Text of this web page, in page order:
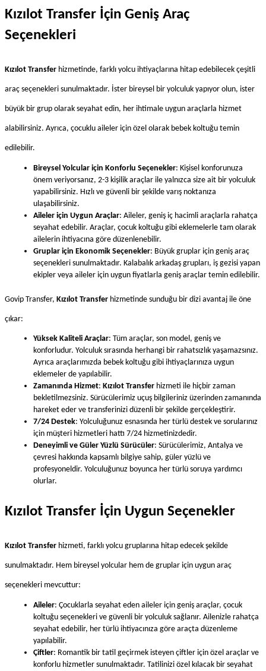
Kızılot Transfer İçin Geniş Araç
Seçenekleri
Kızılot Transfer hizmetinde, farklı yolcu ihtiyaçlarına hitap edebilecek çeşitli
araç seçenekleri sunulmaktadır. İster bireysel bir yolculuk yapıyor olun, ister
büyük bir grup olarak seyahat edin, her ihtimale uygun araçlarla hizmet
alabilirsiniz. Ayrıca, çocuklu aileler için özel olarak bebek koltuğu temin
edilebilir.
Bireysel Yolcular için Konforlu Seçenekler: Kişisel konforunuza
önem veriyorsanız, 2-3 kişilik araçlar ile yalnızca size ait bir yolculuk
yapabilirsiniz. Hızlı ve güvenli bir şekilde varış noktanıza
ulaşabilirsiniz.
Aileler için Uygun Araçlar: Aileler, geniş iç hacimli araçlarla rahatça
seyahat edebilir. Araçlar, çocuk koltuğu gibi eklemelerle tam olarak
ailelerin ihtiyacına göre düzenlenebilir.
Gruplar için Ekonomik Seçenekler: Büyük gruplar için geniş araç
seçenekleri sunulmaktadır. Kalabalık arkadaş grupları, iş gezisi yapan
ekipler veya aileler için uygun fiyatlarla geniş araçlar temin edilebilir.
Govip Transfer, Kızılot Transfer hizmetinde sunduğu bir dizi avantaj ile öne
çıkar:
Yüksek Kaliteli Araçlar: Tüm araçlar, son model, geniş ve
konforludur. Yolculuk sırasında herhangi bir rahatsızlık yaşamazsınız.
Ayrıca araçlarımızda bebek koltuğu gibi ihtiyaçlarınıza uygun
eklemeler de yapılabilir.
Zamanında Hizmet: Kızılot Transfer hizmeti ile hiçbir zaman
bekletilmezsiniz. Sürücülerimiz uçuş bilgileriniz üzerinden zamanında
hareket eder ve transferinizi düzenli bir şekilde gerçekleştirir.
7/24 Destek: Yolculuğunuz esnasında her türlü destek ve sorularınız
için müşteri hizmetleri hattı 7/24 hizmetinizdedir.
Deneyimli ve Güler Yüzlü Sürücüler: Sürücülerimiz, Antalya ve
çevresi hakkında kapsamlı bilgiye sahip, güler yüzlü ve
profesyoneldir. Yolculuğunuz boyunca her türlü soruya yardımcı
olurlar.
Kızılot Transfer İçin Uygun Seçenekler
Kızılot Transfer hizmeti, farklı yolcu gruplarına hitap edecek şekilde
sunulmaktadır. Hem bireysel yolcular hem de gruplar için uygun araç
seçenekleri mevcuttur:
Aileler: Çocuklarla seyahat eden aileler için geniş araçlar, çocuk
koltuğu seçenekleri ve güvenli bir yolculuk sağlanır. Ailenizle rahatça
seyahat edebilir, her türlü ihtiyacınıza göre araçta düzenleme
yapılabilir.
Çiftler: Romantik bir tatil geçirmek isteyen çiftler için özel araçlar ve
konforlu hizmetler sunulmaktadır. Tatilinizi özel kılacak bir seyahat